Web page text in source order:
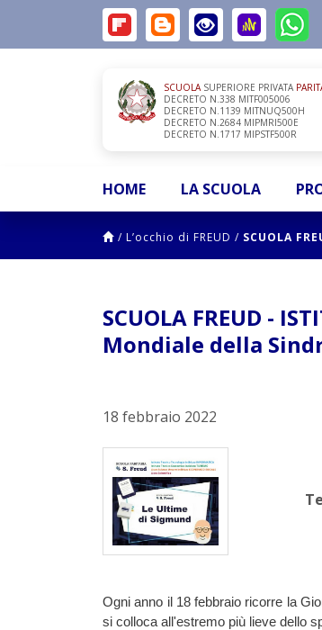
SCUOLASUPERIORE PRIVATA
DECRETO N.338 MITF005006
DECRETO N.1139 MITNUQ500H
DECRETO N.2684 MIPMRI500E
DECRETO N.1717 MIPSTF500R
HOME LA SCUOLA
/ L’occhio di FREUD / SCUOLA
SCUOLA FREUD -
Mondiale della
18 febbraio 2022
Ogni anno il 18 febbraio ricorre la
si colloca all'estremo più lieve dello